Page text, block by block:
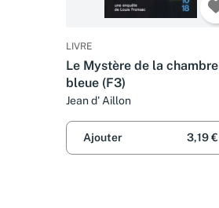
LIVRE
Le Mystère de la chambre
bleue (F3)
Jean d' Aillon
Ajouter 3,19 €